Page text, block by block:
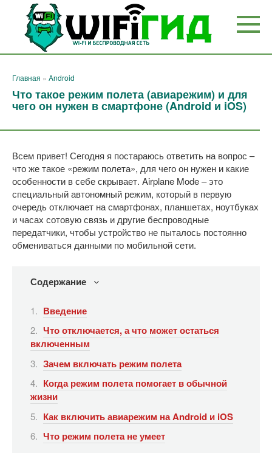
Перейти
контенту
Главная » Android
Что такое режим полета (авиарежим) и для
чего он нужен в смартфоне (Android и iOS)
Всем привет! Сегодня я постараюсь ответить на вопрос –
что же такое «режим полета», для чего он нужен и какие
особенности в себе скрывает. Airplane Mode – это
специальный автономный режим, который в первую
очередь отключает на смартфонах, планшетах, ноутбуках
и часах сотовую связь и другие беспроводные
передатчики, чтобы устройство не пыталось постоянно
обмениваться данными по мобильной сети.
Содержание
Введение
Что отключается, а что может остаться
включенным
Зачем включать режим полета
Когда режим полета помогает в обычной
жизни
Как включить авиарежим на Android и iOS
Что режим полета не умеет